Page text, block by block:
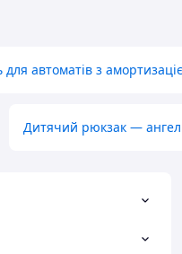
для автоматів з
Дитячий рюкзак — ангел